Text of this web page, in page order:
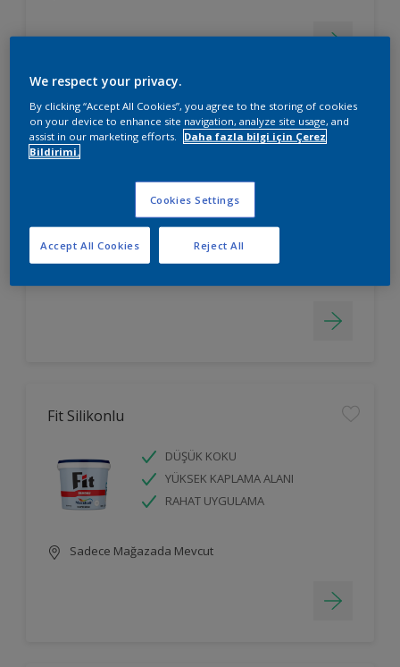
Silikonlu İpek Mat
YÜZEY HATALARINI GİZLER
LEKELERİ GİZLER
Fit Silikonlu
DÜŞÜK KOKU
YÜKSEK KAPLAMA ALANI
RAHAT UYGULAMA
Sadece Mağazada Mevcut
We respect your privacy.
By clicking “Accept All Cookies”, you agree to the storing of cookies
on your device to enhance site navigation, analyze site usage, and
assist in our marketing efforts.
Daha fazla bilgi için Çerez
Bildirimi.
Cookies Settings
Reject All
Accept All Cookies